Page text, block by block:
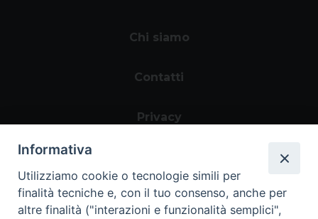
Chi siamo
Contatti
Privacy
Informativa
Utilizziamo cookie o tecnologie simili per
finalità tecniche e, con il tuo consenso, anche per
altre finalità ("interazioni e funzionalità semplici",